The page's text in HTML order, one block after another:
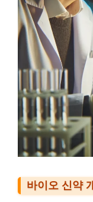
바이오 신약